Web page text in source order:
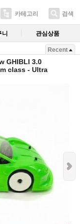
카테고리 검색
니 관심상품
Recent
GHIBLI 3.0
class - Ultra